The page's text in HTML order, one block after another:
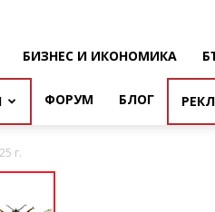
БИЗНЕС И ИКОНОМИКА
ФОРУМ БЛОГ
г.